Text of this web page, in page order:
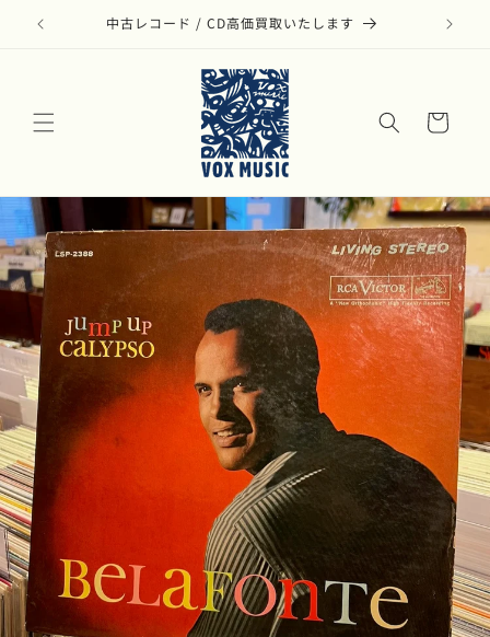
ンツに モダン・ジャズのアナログ盤リストはこちら
ー